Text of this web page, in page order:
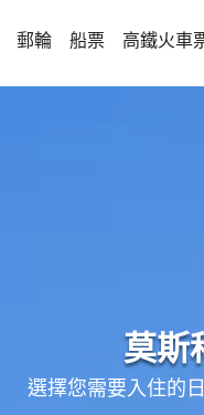
郵輪 船票 高鐵火車
莫斯
選擇您需要入住的